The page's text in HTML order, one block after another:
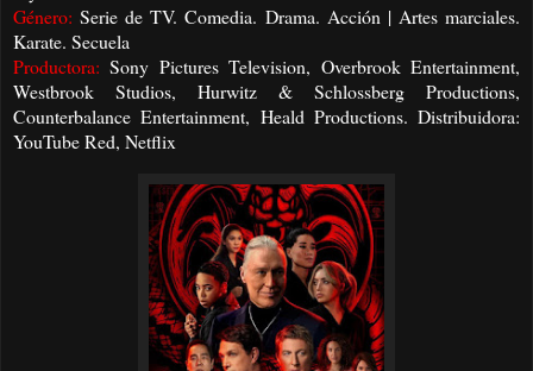
Género: Serie de TV. Comedia. Drama. Acción | Artes marciales.
Karate. Secuela
Productora: Sony Pictures Television, Overbrook Entertainment,
Westbrook Studios, Hurwitz & Schlossberg Productions,
Counterbalance Entertainment, Heald Productions. Distribuidora:
YouTube Red, Netflix